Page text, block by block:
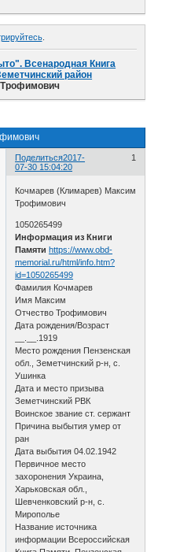
.
Всенародная Книга
район
Поделиться 1
2017-
07-30 15:04:20
Кочмарев (Климарев) Максим
Трофимович
1050265499
Информация из Книги
Памяти https://www.obd-
memorial.ru/html/info.htm?
id=1050265499
Фамилия Кочмарев
Имя Максим
Отчество Трофимович
Дата рождения/Возраст
__.__.1919
Место рождения Пензенская
обл., Земетчинский р-н, с.
Ушинка
Дата и место призыва
Земетчинский РВК
Воинское звание ст. сержант
Причина выбытия умер от
ран
Дата выбытия 04.02.1942
Первичное место
захоронения Украина,
Харьковская обл.,
Шевченковский р-н, с.
Мирополье
Название источника
информации Всероссийская